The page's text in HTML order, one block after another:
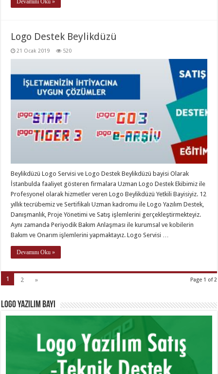
Devamını Oku »
Logo Destek Beylikdüzü
21 Ocak 2019 520
Beylikdüzü Logo Servisi ve Logo Destek Beylikdüzü bayisi Olarak
İstanbulda faaliyet gösteren firmalara Uzman Logo Destek Ekibimiz ile
Profesyonel olarak hizmetler veren Logo Beylikdüzü Yetkili Bayisiyiz. 12
yıllık tecrübemiz ve Sertifikalı Uzman kadromu ile Logo Yazılım Destek,
Danışmanlık, Proje Yönetimi ve Satış işlemlerini gerçekleştirmekteyiz.
Aynı zamanda Periyodik Bakım Anlaşması ile kurumsal ve kobilerin
Bakım ve Onarım işlemlerini yapmaktayız. Logo Servisi …
Devamını Oku »
Page 1 of 2
1 2 »
Logo Yazılım Bayi